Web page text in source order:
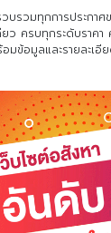
วบรวมทุกการประกาศ
ว ครบทุกระดับราค
อมข้อมูลและรายละเ